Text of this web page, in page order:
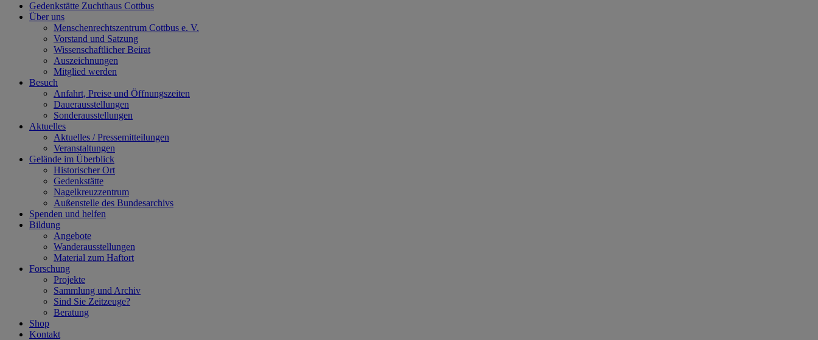
Gedenkstätte Zuchthaus Cottbus
Über uns
Menschenrechtszentrum Cottbus e. V.
Vorstand und Satzung
Wissenschaftlicher Beirat
Auszeichnungen
Mitglied werden
Besuch
Anfahrt, Preise und Öffnungszeiten
Dauerausstellungen
Sonderausstellungen
Aktuelles
Aktuelles / Pressemitteilungen
Veranstaltungen
Gelände im Überblick
Historischer Ort
Gedenkstätte
Nagelkreuzzentrum
Außenstelle des Bundesarchivs
Spenden und helfen
Bildung
Angebote
Wanderausstellungen
Material zum Haftort
Forschung
Projekte
Sammlung und Archiv
Sind Sie Zeitzeuge?
Beratung
Shop
Kontakt